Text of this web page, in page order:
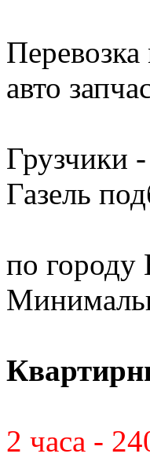
авто
Грузчики
Газель
по
2 часа -